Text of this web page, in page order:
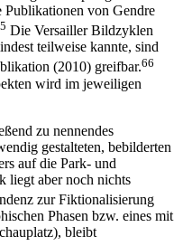
von Gendre
Die Versailler Bildzyklen
teilweise kannte, sind
(2010) greifbar.66
wird im jeweiligen
zu nennendes
gestalteten, bebilderten
auf die Park- und
liegt aber noch nichts
zur Fiktionalisierung
Phasen bzw. eines mit
bleibt